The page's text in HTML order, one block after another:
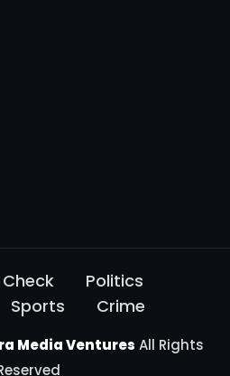
Politics
Sports Crime
Media Ventures All Rights